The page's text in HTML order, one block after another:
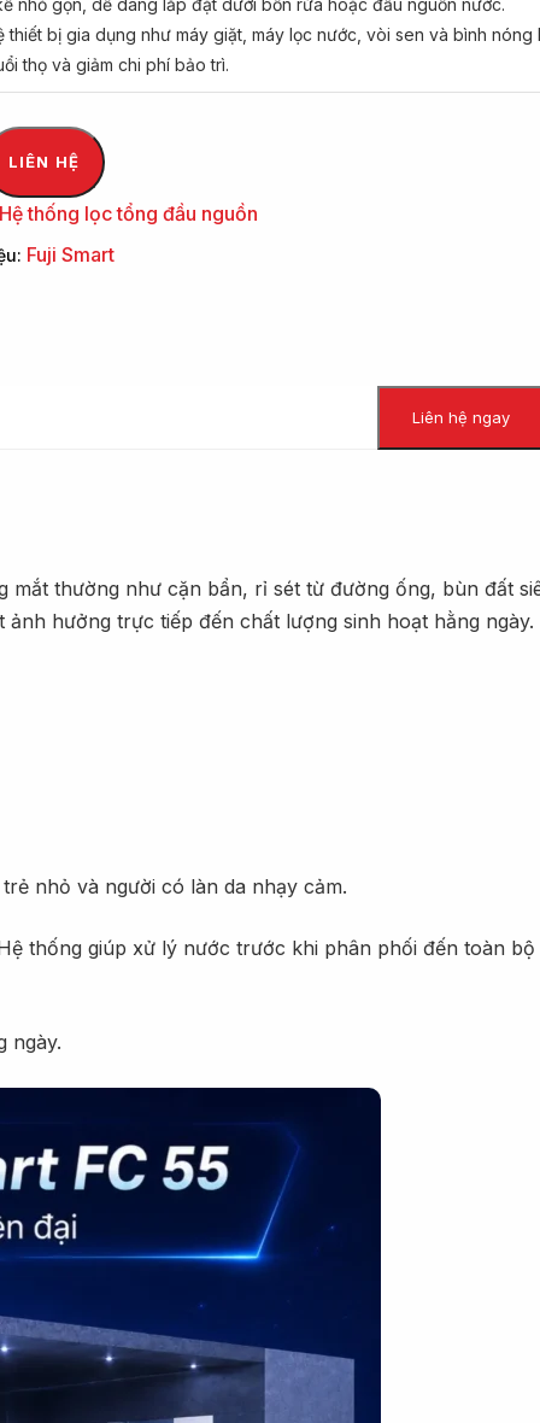
nhỏ gọn, dễ dàng lắp đặt dưới bồn rửa hoặc đầu nguồn nước.
thiết bị gia dụng như máy giặt, máy lọc nước, vòi sen và bình nóng
thọ và giảm chi phí bảo trì.
LIÊN HỆ
thống lọc tổng đầu nguồn
Fuji Smart
Liên hệ ngay
thường như cặn bẩn, rỉ sét từ đường ống, bùn đất
hưởng trực tiếp đến chất lượng sinh hoạt hằng ngày.
nhỏ và người có làn da nhạy cảm.
thống giúp xử lý nước trước khi phân phối đến toàn bộ
ngày.